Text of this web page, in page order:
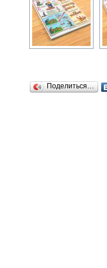
Поделиться…